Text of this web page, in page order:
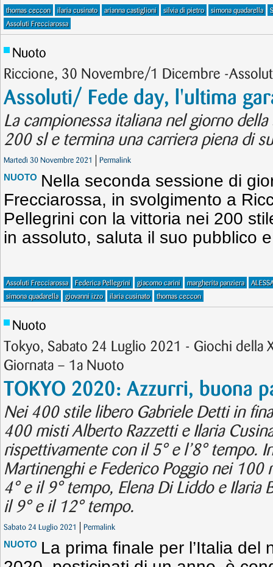
thomas ceccon ilaria cusinato arianna castiglioni silvia di pietro simona quadarella
Assoluti Frecciarossa
Nuoto
Riccione, 30 Novembre/1 Dicembre -
Assoluti/ Fede day, l'ultima
La campionessa italiana nel giorno
200 sl e termina una carriera piena di
Martedì 30 Novembre 2021 Permalink
NUOTO Nella seconda sessione di
Frecciarossa, in svolgimento a
Pellegrini con la vittoria nei 200
in assoluto, saluta il suo pubblico
Assoluti Frecciarossa Federica Pellegrini giacomo carini margherita panziera
simona quadarella
giovanni izzo ilaria cusinato thomas ceccon
Nuoto
Tokyo, Sabato 24 Luglio 2021 - Giochi della
Giornata – 1a Nuoto
TOKYO 2020: Azzurri, buona
Nei 400 stile libero Gabriele Detti in
400 misti Alberto Razzetti e Ilaria
rispettivamente con il 5° e l’8° tempo.
Martinenghi e Federico Poggio nei 100
4° e il 9° tempo, Elena Di Liddo e Ilaria
il 9° e il 12° tempo.
Sabato 24 Luglio 2021 Permalink
NUOTO La prima finale per l’Italia del